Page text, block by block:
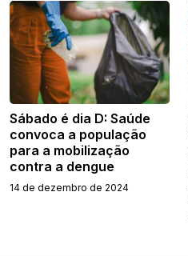
Sábado é dia D: Saúde
convoca a população
para a mobilização
contra a dengue
14 de dezembro de 2024